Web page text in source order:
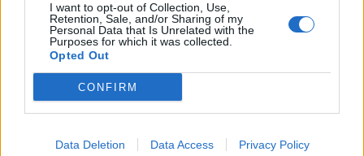
I want to opt-out of Collection, Use,
Retention, Sale, and/or Sharing of my
Personal Data that Is Unrelated with the
Purposes for which it was collected.
Opted Out
CONFIRM
Data Deletion Data Access Privacy Policy